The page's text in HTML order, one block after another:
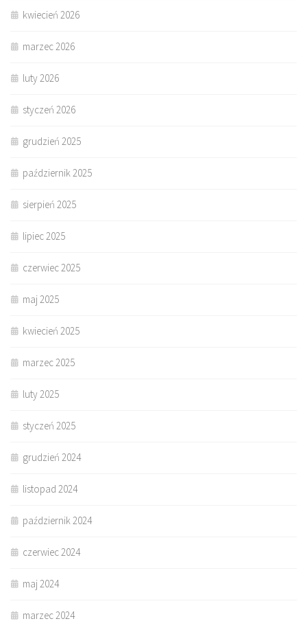
kwiecień 2026
marzec 2026
luty 2026
styczeń 2026
grudzień 2025
październik 2025
sierpień 2025
lipiec 2025
czerwiec 2025
maj 2025
kwiecień 2025
marzec 2025
luty 2025
styczeń 2025
grudzień 2024
listopad 2024
październik 2024
czerwiec 2024
maj 2024
marzec 2024